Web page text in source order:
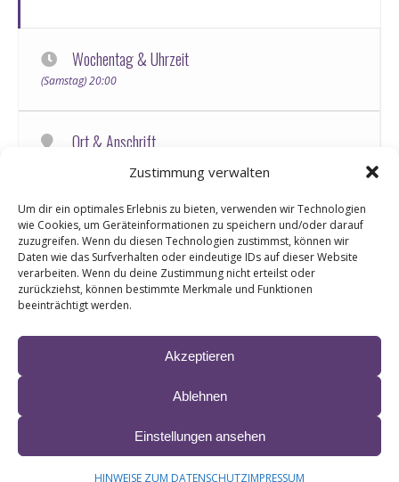
Zustimmung verwalten
Um dir ein optimales Erlebnis zu bieten, verwenden wir Technologien
wie Cookies, um Geräteinformationen zu speichern und/oder darauf
zuzugreifen. Wenn du diesen Technologien zustimmst, können wir
Daten wie das Surfverhalten oder eindeutige IDs auf dieser Website
verarbeiten. Wenn du deine Zustimmung nicht erteilst oder
zurückziehst, können bestimmte Merkmale und Funktionen
beeinträchtigt werden.
Akzeptieren
Ablehnen
Einstellungen ansehen
HINWEISE ZUM DATENSCHUTZIMPRESSUM
Wochentag & Uhrzeit
(Samstag) 20:00
Ort & Anschrift
Informationen & Ticketlinks
Nico Names Schlager Fest
Ort: Le Zornhoff Monswiller
Tickets unter:
© 2024 LIANE ∙ site bykrobbdesign&Manfred Esser
IMPRESSUM & HAFTUNG
DATENSCHUTZ